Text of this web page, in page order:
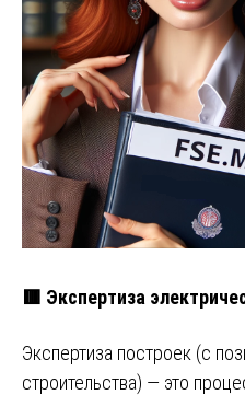
🟥 Экспертиза
Экспертиза построек (с
строительства) — это